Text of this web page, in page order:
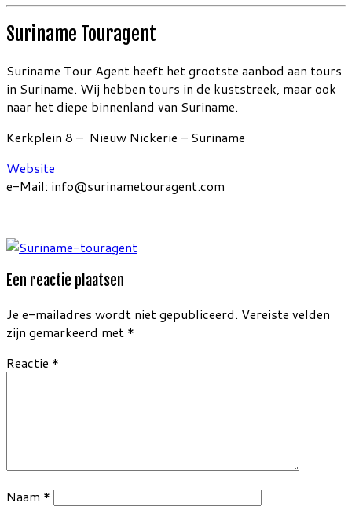
Suriname Touragent
Suriname Tour Agent heeft het grootste aanbod aan tours
in Suriname. Wij hebben tours in de kuststreek, maar ook
naar het diepe binnenland van Suriname.
Kerkplein 8 – Nieuw Nickerie – Suriname
Website
e-Mail: info@surinametouragent.com
Een reactie plaatsen
Je e-mailadres wordt niet gepubliceerd. Vereiste velden
zijn gemarkeerd met *
Reactie *
Naam *